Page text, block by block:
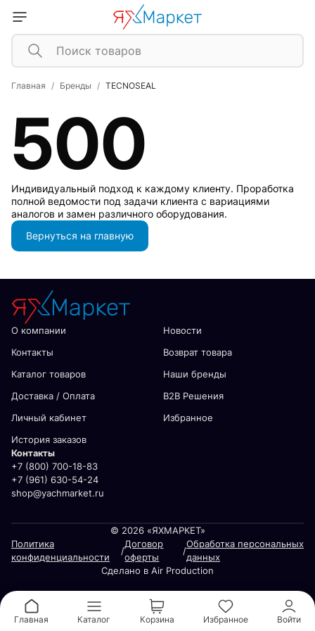
Главная Бренды TECNOSEAL
500
Индивидуальный подход к каждому клиенту. Проработка
полной ведомости под задачи клиента с вариациями
аналогов и замен различного оборудования.
Вернуться на главную
О компании
Новости
Контакты
Возврат товара
Каталог товаров
Наши бренды
Доставка / Оплата
В2В Решения
Личный кабинет
Избранное
История заказов
Контакты
+7 (800) 700-18-83
+7 (961) 630-54-24
shop@yachmarket.ru
© 2026 «ЯХМАРКЕТ»
Политика
конфиденциальности
/
Договор
оферты
/
Обработка персональных
данных
Сделано в Air Production
Главная Каталог Корзина Избранное Войти